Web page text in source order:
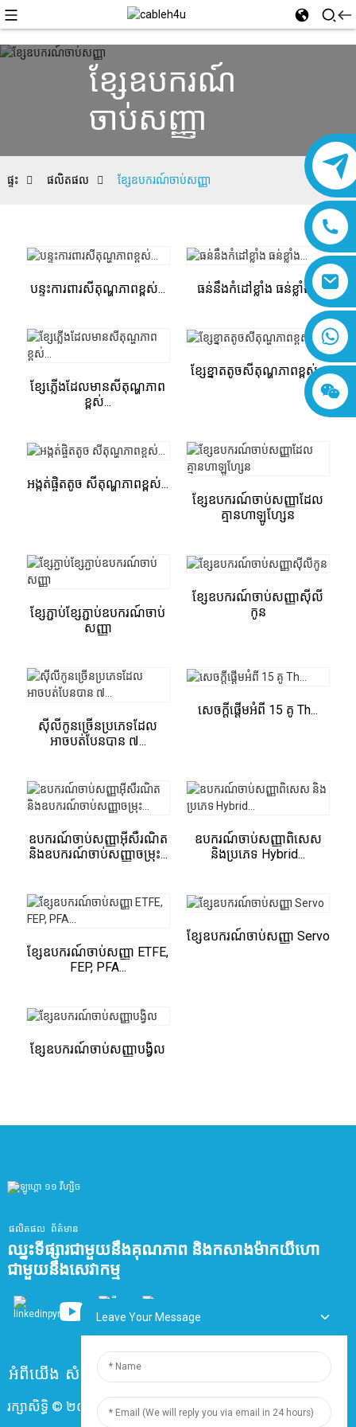
៨៦១៨០១៩៣៧៧៧៦១
ខ្សែឧបករណ៍
ចាប់សញ្ញា
ផ្ទះ ផលិតផល ខ្សែឧបករណ៍ចាប់សញ្ញា
បន្ទះការពារសីតុណ្ហភាពខ្ពស់... ធន់នឹងកំដៅខ្លាំង ធន់ខ្លាំង...
ខ្សែភ្លើងដែលមានសីតុណ្ហភាព
ខ្ពស់...
ខ្សែខ្នាតតូចសីតុណ្ហភាពខ្ពស់...
អង្កត់ផ្ចិតតូច សីតុណ្ហភាពខ្ពស់...
ខ្សែឧបករណ៍ចាប់សញ្ញាដែល
គ្មានហាឡូហ្សែន
ខ្សែភ្ជាប់ខ្សែភ្ជាប់ឧបករណ៍ចាប់
សញ្ញា
ខ្សែឧបករណ៍ចាប់សញ្ញាស៊ីលី
កូន
ស៊ីលីកូនច្រើនប្រភេទដែល
អាចបត់បែនបាន ៧...
សេចក្តីផ្តើមអំពី 15 គូ Th...
ឧបករណ៍ចាប់សញ្ញាអ៊ីសឺរណិត
និងឧបករណ៍ចាប់សញ្ញាចម្រុះ...
ឧបករណ៍ចាប់សញ្ញាពិសេស
និងប្រភេទ Hybrid...
ខ្សែឧបករណ៍ចាប់សញ្ញា ETFE,
FEP, PFA...
ខ្សែឧបករណ៍ចាប់សញ្ញា Servo
ខ្សែឧបករណ៍ចាប់សញ្ញាបង្វិល
ផលិតផល ព័ត៌មាន
ឈ្នះទីផ្សារជាមួយនឹងគុណភាព និងកសាងម៉ាកយីហោ
ជាមួយនឹងសេវាកម្ម
អំពីយើង សំណួរដែលសួរញឹកញាប់ ទំនាក់ទំនងមកយើងខ្ញុំ
រក្សាសិទ្ធិ © ២០២៤ ក្រុមហ៊ុន សៀងហៃ ឌីងហ្សុន អេឡិចត្រូនិច និង
Leave Your Message